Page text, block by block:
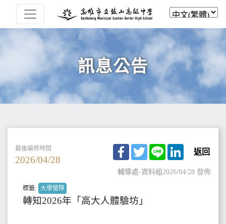
訊息公告
最後編修時間
2026/04/28
Facebook
TwitterLine LinkedIn
返回
輔導處-資料組2026/04/28 發佈
標籤: 大學營隊
轉知2026年「高大人體驗坊」